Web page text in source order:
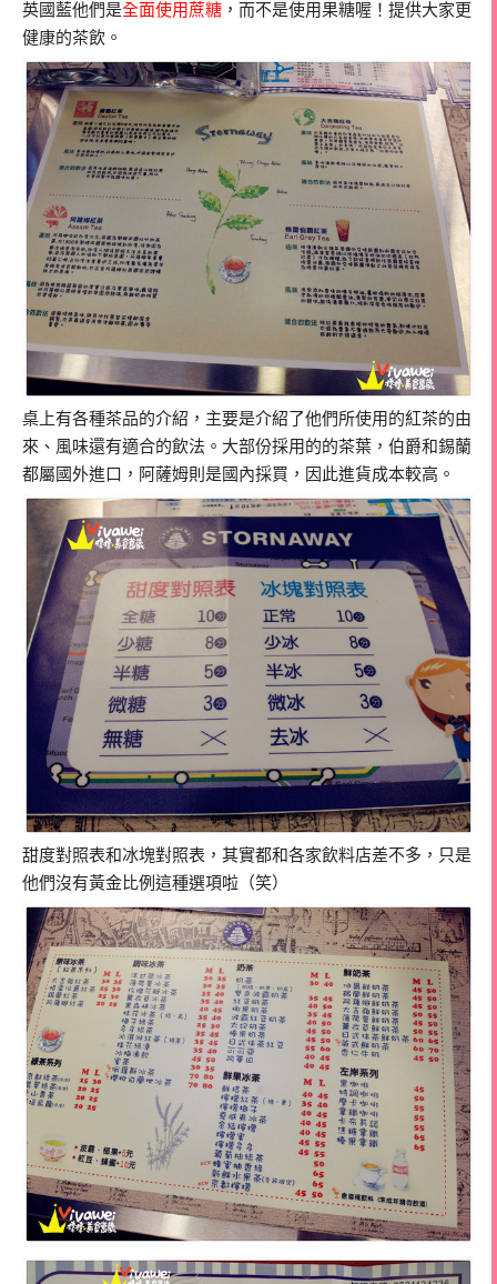
英國藍他們是全面使用蔗糖 ，而不是使用果糖喔！提供大家更
健康的茶飲。
桌上有各種茶品的介紹，主要是介紹了他們所使用的紅茶的由
來、風味還有適合的飲法。大部份採用的的茶葉，伯爵和錫蘭
都屬國外進口，阿薩姆則是國內採買，因此進貨成本較高。
甜度對照表和冰塊對照表，其實都和各家飲料店差不多，只是
他們沒有黃金比例這種選項啦（笑）